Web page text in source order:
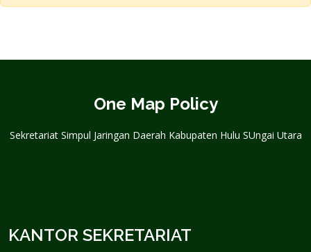
One Map Policy
Sekretariat Simpul Jaringan Daerah Kabupaten Hulu SUngai Utara
KANTOR SEKRETARIAT